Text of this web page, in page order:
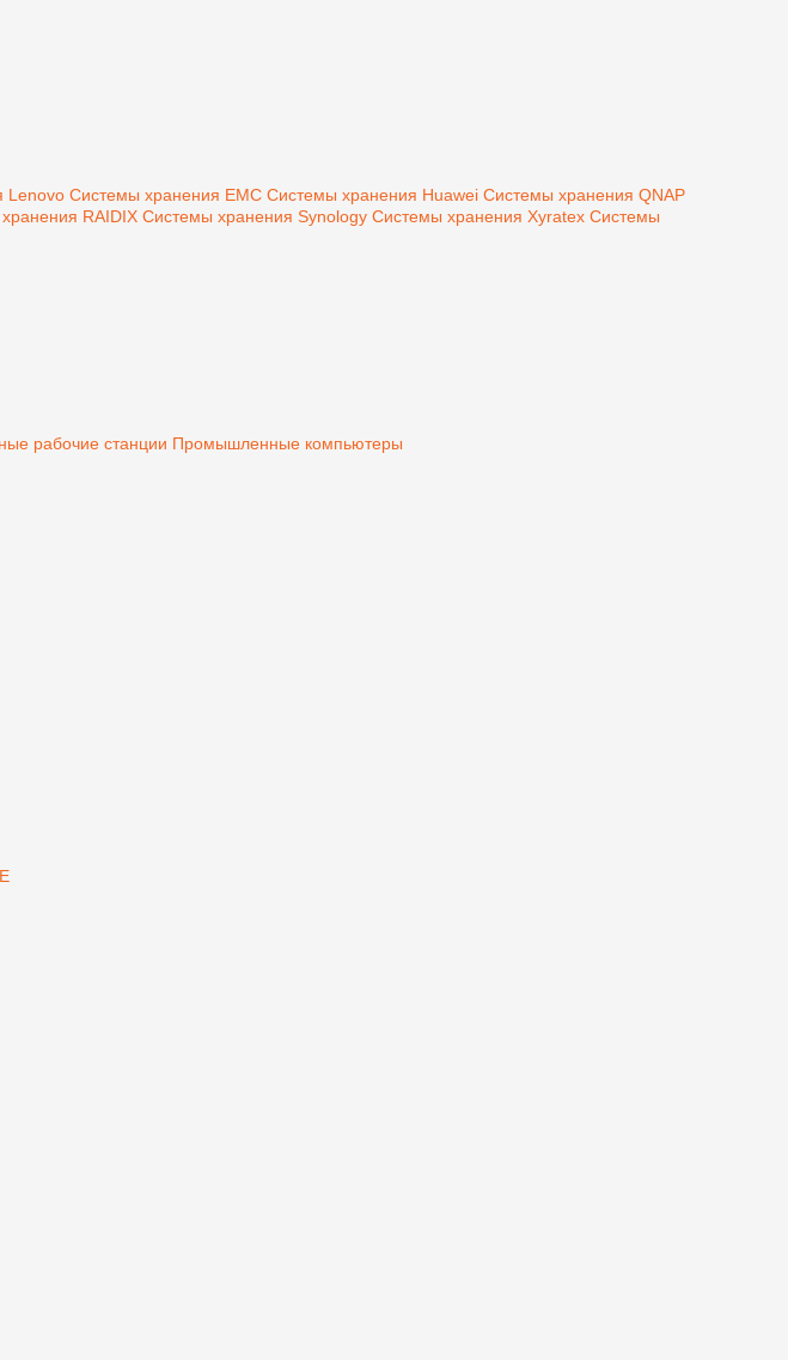
Lenovo Системы хранения EMC Системы хранения Huawei Системы хранения QNAP
RAIDIX Системы хранения Synology Системы хранения Xyratex Системы
рабочие станции Промышленные компьютеры